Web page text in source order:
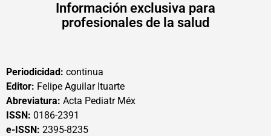
Información exclusiva para
profesionales de la salud
Periodicidad: continua
Editor: Felipe Aguilar Ituarte
Abreviatura: Acta Pediatr Méx
ISSN: 0186-2391
e-ISSN: 2395-8235